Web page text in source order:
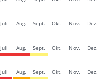
Juli Aug. Sept. Okt. Nov. Dez.
Juli Aug. Sept. Okt. Nov. Dez.
Juli Aug. Sept. Okt. Nov. Dez.